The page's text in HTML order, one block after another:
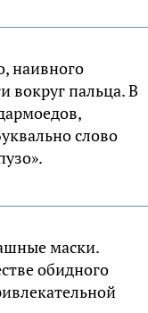
наивного
вокруг пальца. В
слово
маски.
обидного